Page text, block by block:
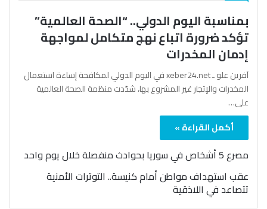
بمناسبة اليوم الدولي.. “الصحة العالمية”
تؤكد ضرورة اتباع نهج متكامل لمواجهة
إدمان المخدرات
آفرين علو ـ xeber24.net في اليوم الدولي لمكافحة إساءة استعمال
المخدرات والإتجار غير المشروع بها، شدّدت منظمة الصحة العالمية
على…
أكمل القراءة »
مصرع 5 أشخاص في سوريا بحوادث منفصلة خلال يوم واحد
عقب استهداف مواطن أمام كنيسة.. التوترات الأمنية
تتصاعد في اللاذقية